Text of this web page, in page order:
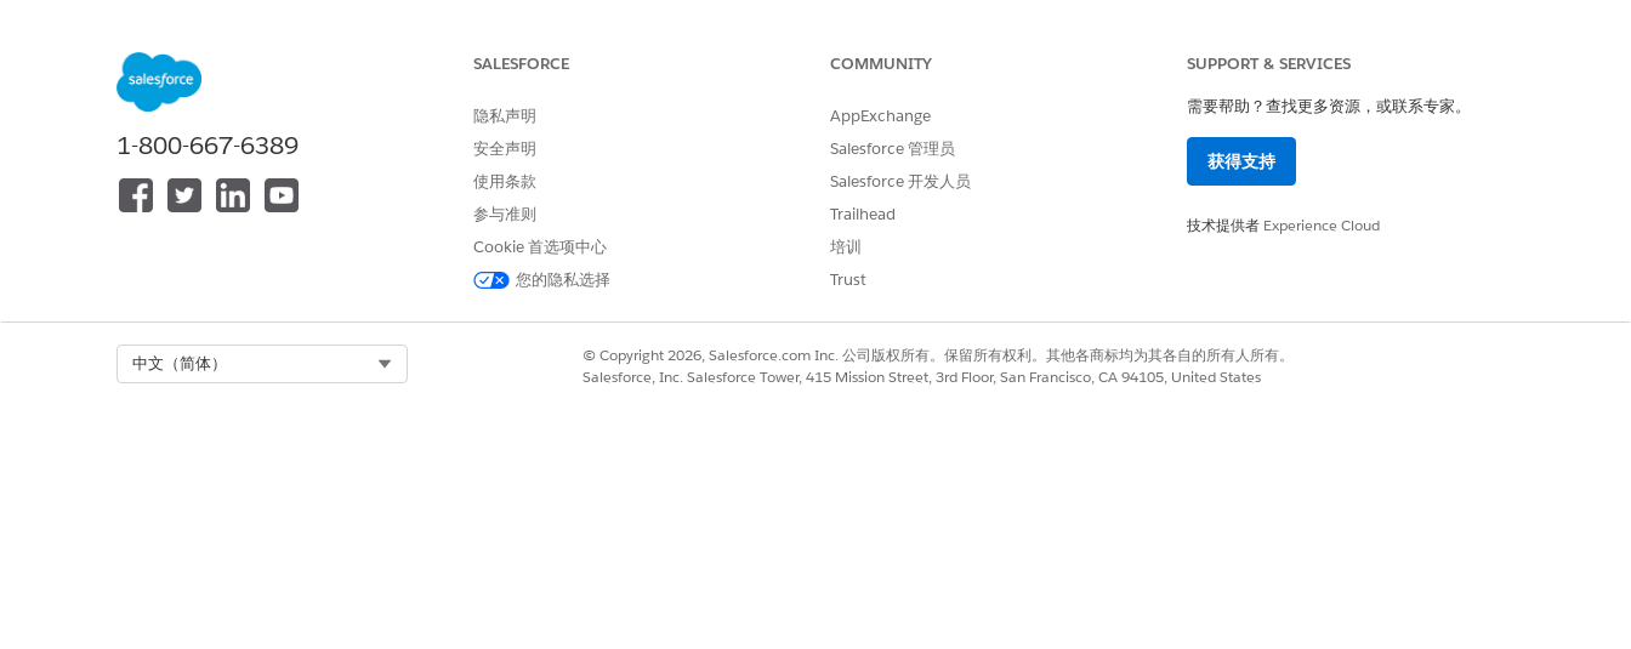
：指定提交出勤表时系统自动处理的最大间隙持续时间（分钟）。系统仅处理等于或小于此阈值的连续出勤表条目之间的间隙。大于阈
A）、上午 10:20–12:00（工作订单 B）和下午 1:30–3:00（工作订单 C）。系统会处理前两个条目之间的 20 分钟间隔，因为它低于 30 分钟阈
值，但会标记 90 分钟间隔（午休），以便主管审核，因为它超过阈值。
另请参阅：
请与我们共享您的想法，以便我们进行改进！
是
1-800-667-6389
SALESFORCE
隐私声明
安全声明
使用条款
参与准则
Cookie 首选项中心
您的隐私选择
COMMUNITY
AppExchange
Salesforce 管理员
Salesforce 开发人员
Trailhead
培训
Trust
SUPPORT & SERVICES
需要帮助？查找更多资源，或联系专家。
获得支持
技术提供者 Experience Cloud
中文（简体）
© Copyright 2026, Salesforce.com Inc. 公司版权所有。保留所有权利。其他各商标均为其各自的所有人所有。
Salesforce, Inc. Salesforce Tower, 415 Mission Street, 3rd Floor, San Francisco, CA 94105, United States